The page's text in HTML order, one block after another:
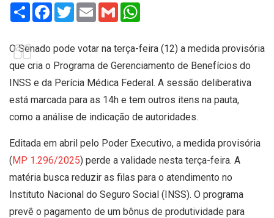
Share Facebook
TwitterEmail Gmail
O Senado pode votar na terça-feira (12) a medida provisória
que cria o Programa de Gerenciamento de Benefícios do
INSS e da Perícia Médica Federal. A sessão deliberativa
está marcada para as 14h e tem outros itens na pauta,
como a análise de indicação de autoridades.
Editada em abril pelo Poder Executivo, a medida provisória
(MP 1.296/2025) perde a validade nesta terça-feira. A
matéria busca reduzir as filas para o atendimento no
Instituto Nacional do Seguro Social (INSS). O programa
prevê o pagamento de um bônus de produtividade para